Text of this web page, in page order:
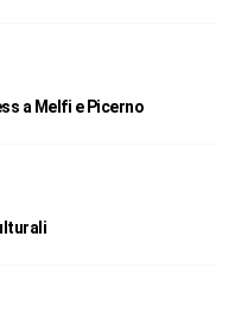
a Melfi e Picerno